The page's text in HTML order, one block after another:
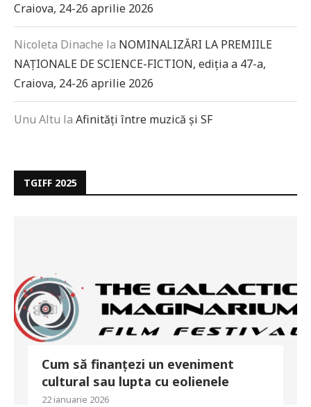
Craiova, 24-26 aprilie 2026
Nicoleta Dinache la NOMINALIZĂRI LA PREMIILE
NAȚIONALE DE SCIENCE-FICTION, ediția a 47-a,
Craiova, 24-26 aprilie 2026
Unu Altu la Afinități între muzică și SF
TGIFF 2025
Cum să finanțezi un eveniment
cultural sau lupta cu eolienele
22 ianuarie 2026